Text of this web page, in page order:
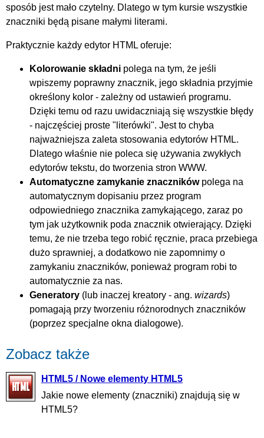
sposób jest mało czytelny. Dlatego w tym kursie wszystkie
znaczniki będą pisane małymi literami.
Praktycznie każdy edytor HTML oferuje:
Kolorowanie składni polega na tym, że jeśli
wpiszemy poprawny znacznik, jego składnia przyjmie
określony kolor - zależny od ustawień programu.
Dzięki temu od razu uwidaczniają się wszystkie błędy
- najczęściej proste "literówki". Jest to chyba
najważniejsza zaleta stosowania edytorów HTML.
Dlatego właśnie nie poleca się używania zwykłych
edytorów tekstu, do tworzenia stron WWW.
Automatyczne zamykanie znacznikówpolega na
automatycznym dopisaniu przez program
odpowiedniego znacznika zamykającego, zaraz po
tym jak użytkownik poda znacznik otwierający. Dzięki
temu, że nie trzeba tego robić ręcznie, praca przebiega
dużo sprawniej, a dodatkowo nie zapomnimy o
zamykaniu znaczników, ponieważ program robi to
automatycznie za nas.
Generatory (lub inaczej kreatory - ang. wizards)
pomagają przy tworzeniu różnorodnych znaczników
(poprzez specjalne okna dialogowe).
Zobacz także
HTML5 / Nowe elementy HTML5
Jakie nowe elementy (znaczniki) znajdują się w
HTML5?